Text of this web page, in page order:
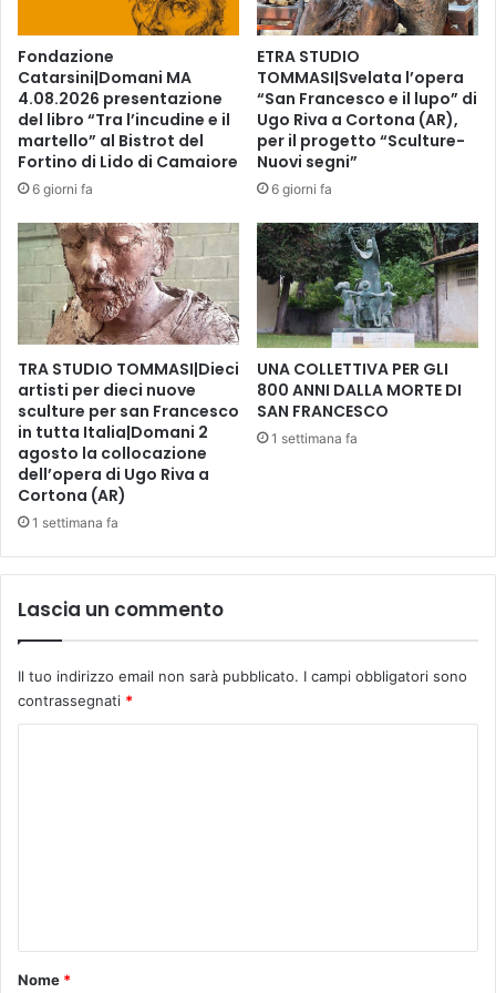
i
p
e
i
p
i
p
i
c
l
i
Fondazione
Catarsini|Domani MA
4.08.2026 presentazione
del libro “Tra l’incudine e il
martello” al Bistrot del
Fortino di Lido di Camaiore
6 giorni fa
ETRA STUDIO
TOMMASI|Svelata l’opera
“San Francesco e il lupo” di
Ugo Riva a Cortona (AR),
per il progetto “Sculture-
Nuovi segni”
6 giorni fa
TRA STUDIO TOMMASI|Dieci
artisti per dieci nuove
sculture per san Francesco
in tutta Italia|Domani 2
agosto la collocazione
dell’opera di Ugo Riva a
Cortona (AR)
1 settimana fa
UNA COLLETTIVA PER GLI
800 ANNI DALLA MORTE DI
SAN FRANCESCO
1 settimana fa
Lascia un commento
Il tuo indirizzo email non sarà pubblicato. I campi obbligatori sono
contrassegnati *
o
Nome *